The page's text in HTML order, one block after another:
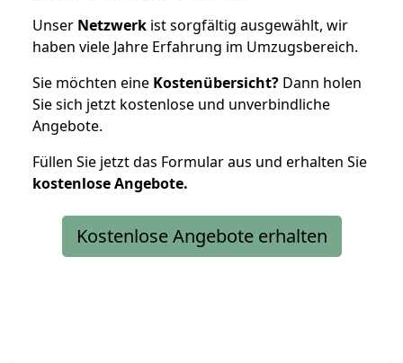
Unser Netzwerk ist sorgfältig ausgewählt, wir
haben viele Jahre Erfahrung im Umzugsbereich.
Sie möchten eine Kostenübersicht? Dann holen
Sie sich jetzt kostenlose und unverbindliche
Angebote.
Füllen Sie jetzt das Formular aus und erhalten Sie
kostenloseAngebote.
Kostenlose Angebote erhalten